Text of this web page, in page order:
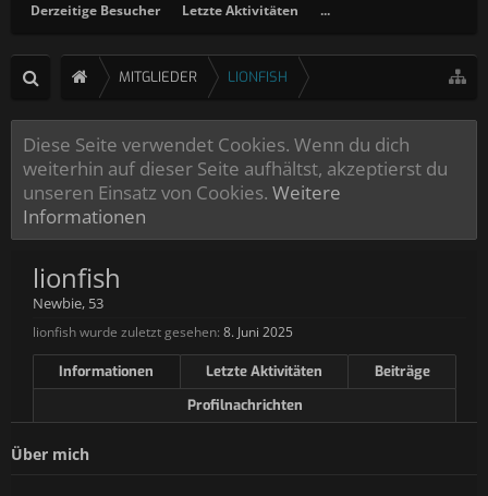
Derzeitige Besucher Letzte Aktivitäten ...
MITGLIEDER LIONFISH
Diese Seite verwendet Cookies. Wenn du dich
weiterhin auf dieser Seite aufhältst, akzeptierst du
unseren Einsatz von Cookies. Weitere
Informationen
lionfish
Newbie, 53
lionfish wurde zuletzt gesehen: 8. Juni 2025
Informationen Letzte Aktivitäten
Beiträge
Profilnachrichten
Über mich